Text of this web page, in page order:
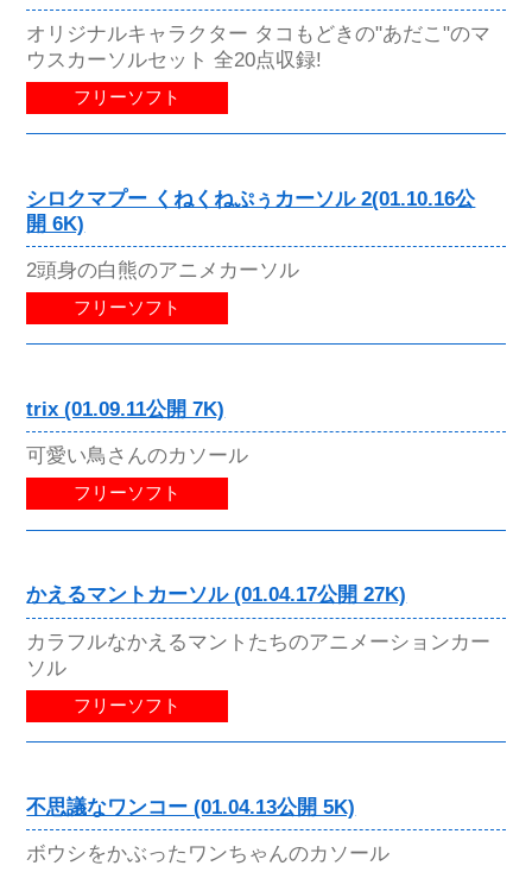
オリジナルキャラクター タコもどきの"あだこ"のマ
ウスカーソルセット 全20点収録!
フリーソフト
シロクマプー くねくねぷぅカーソル 2(01.10.16公
開 6K)
2頭身の白熊のアニメカーソル
フリーソフト
trix (01.09.11公開 7K)
可愛い鳥さんのカソール
フリーソフト
かえるマントカーソル (01.04.17公開 27K)
カラフルなかえるマントたちのアニメーションカー
ソル
フリーソフト
不思議なワンコー (01.04.13公開 5K)
ボウシをかぶったワンちゃんのカソール